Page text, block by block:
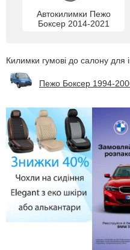
Автокилимки Пежо
Боксер 2014-2021
Килимки гумові до салону для
Пежо Боксер 1994-